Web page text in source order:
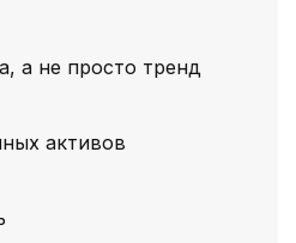
а не просто тренд
активов